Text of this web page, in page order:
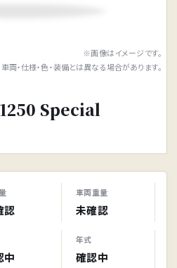
※画像はイメージです。
・仕様・色・装備とは異なる場合があります。
Special
認
車両重量
未確認
中
年式
確認中